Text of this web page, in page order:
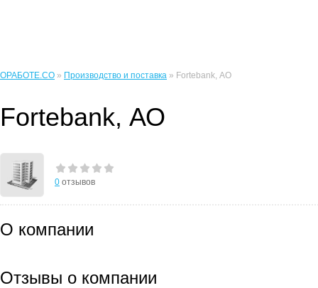
ОРАБОТЕ.CO » Производство и поставка » Fortebank, АО
Fortebank, АО
0 отзывов
О компании
Отзывы о компании